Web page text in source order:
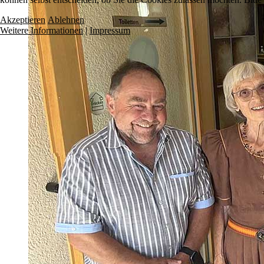
Akzeptieren Ablehnen
Weitere Informationen|Impressum